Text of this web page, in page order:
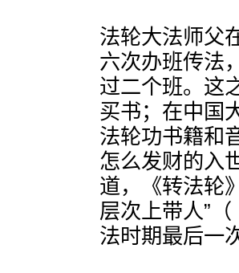
法轮大法师父
六次办班传法
过二个班。这
买书；在中国
法轮功书籍和
怎么发财的入
道，《转法轮
层次上带人”
法时期最后一